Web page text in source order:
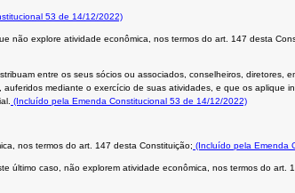
53 de 14/12/2022)
explore atividade econômica, nos termos do art. 147 desta
entre os seus sócios ou associados, conselheiros, diretores,
mediante o exercício de suas atividades, e que os aplique
(Incluído pela Emenda Constitucional 53 de 14/12/2022)
nos termos do art. 147 desta Constituição; (Incluído pela Emenda
último caso, não explorem atividade econômica, nos termos do art.